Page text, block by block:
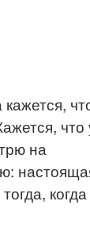
что
на
когда